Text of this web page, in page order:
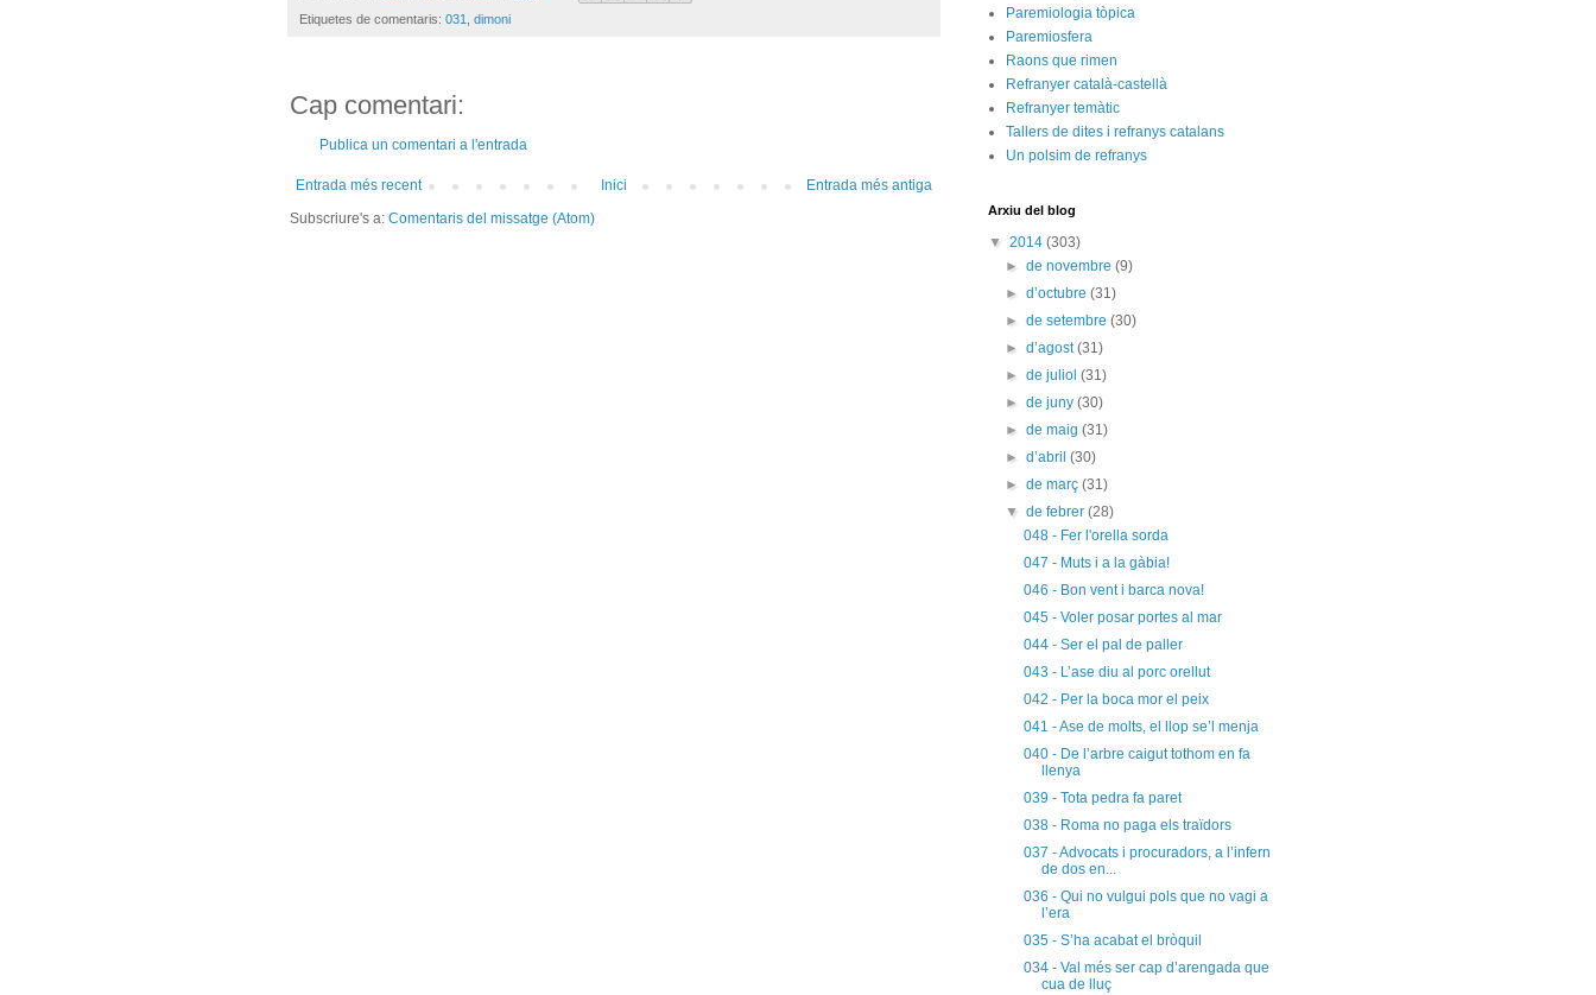
Etiquetes de comentaris: 031, dimoni
Cap comentari:
Publica un comentari a l'entrada
Entrada més recent Entrada més antiga
Inici
Subscriure's a: Comentaris del missatge (Atom)
Paremiologia tòpica
Paremiosfera
Raons que rimen
Refranyer català-castellà
Refranyer temàtic
Tallers de dites i refranys catalans
Un polsim de refranys
Arxiu del blog
▼ 2014 (303)
►de novembre(9)
►d’octubre(31)
►de setembre(30)
►d’agost(31)
►de juliol(31)
►de juny(30)
►de maig(31)
►d’abril(30)
►de març(31)
▼de febrer(28)
048 - Fer l'orella sorda
047 - Muts i a la gàbia!
046 - Bon vent i barca nova!
045 - Voler posar portes al mar
044 - Ser el pal de paller
043 - L’ase diu al porc orellut
042 - Per la boca mor el peix
041 - Ase de molts, el llop se’l menja
040 - De l’arbre caigut tothom en fa
llenya
039 - Tota pedra fa paret
038 - Roma no paga els traïdors
037 - Advocats i procuradors, a l’infern
de dos en...
036 - Qui no vulgui pols que no vagi a
l’era
035 - S’ha acabat el bròquil
034 - Val més ser cap d’arengada que
cua de lluç